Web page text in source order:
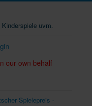
uvm.
our own behalf